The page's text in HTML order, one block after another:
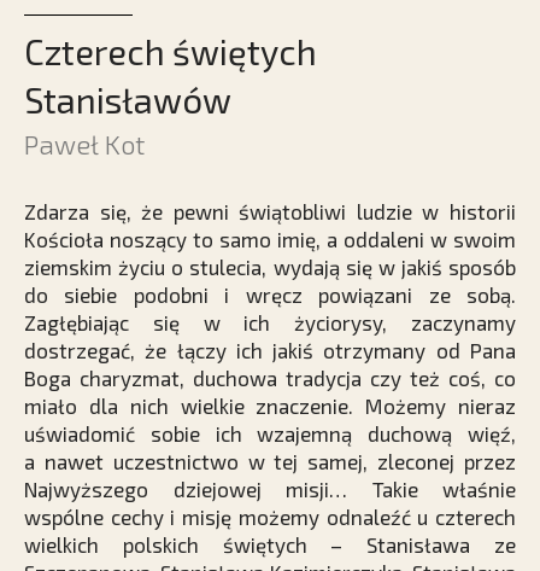
Czterech świętych
Stanisławów
Paweł Kot
Zdarza się, że pewni świątobliwi ludzie w historii
Kościoła noszący to samo imię, a oddaleni w swoim
ziemskim życiu o stulecia, wydają się w jakiś sposób
do siebie podobni i wręcz powiązani ze sobą.
Zagłębiając się w ich życiorysy, zaczynamy
dostrzegać, że łączy ich jakiś otrzymany od Pana
Boga charyzmat, duchowa tradycja czy też coś, co
miało dla nich wielkie znaczenie. Możemy nieraz
uświadomić sobie ich wzajemną duchową więź,
a nawet uczestnictwo w tej samej, zleconej przez
Najwyższego dziejowej misji… Takie właśnie
wspólne cechy i misję możemy odnaleźć u czterech
wielkich polskich świętych – Stanisława ze